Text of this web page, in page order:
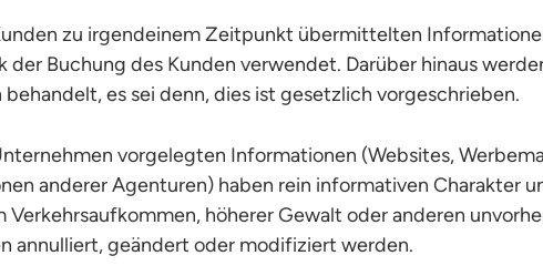
zu irgendeinem Zeitpunkt übermittelten
der Buchung des Kunden verwendet. Darüber hinaus
es sei denn, dies ist gesetzlich vorgeschrieben.
vorgelegten Informationen (Websites,
anderer Agenturen) haben rein informativen Charakter
Verkehrsaufkommen, höherer Gewalt oder anderen
annulliert, geändert oder modifiziert werden.